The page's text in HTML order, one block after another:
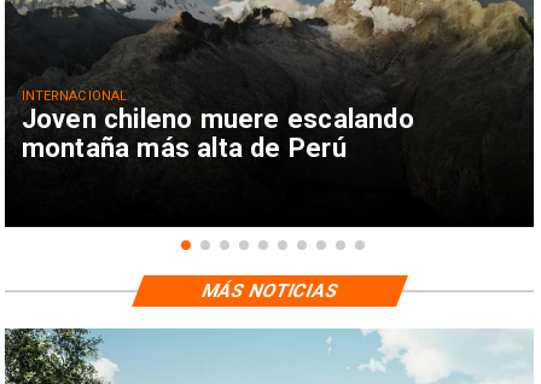
Joven chileno muere escalando
montaña más alta de Perú
INTERNACIONAL
MÁS NOTICIAS